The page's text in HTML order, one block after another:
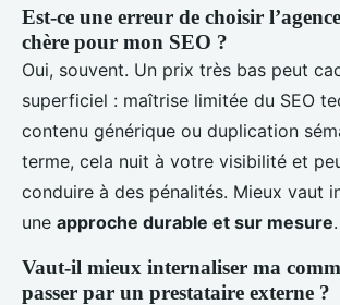
Est-ce une erreur de choisir
chère pour mon SEO ?
Oui, souvent. Un prix très bas peut
superficiel : maîtrise limitée du SEO
contenu générique ou duplication
terme, cela nuit à votre visibilité et
conduire à des pénalités. Mieux vaut
une approche durable et sur mesure.
Vaut-il mieux internaliser ma
passer par un prestataire externe ?